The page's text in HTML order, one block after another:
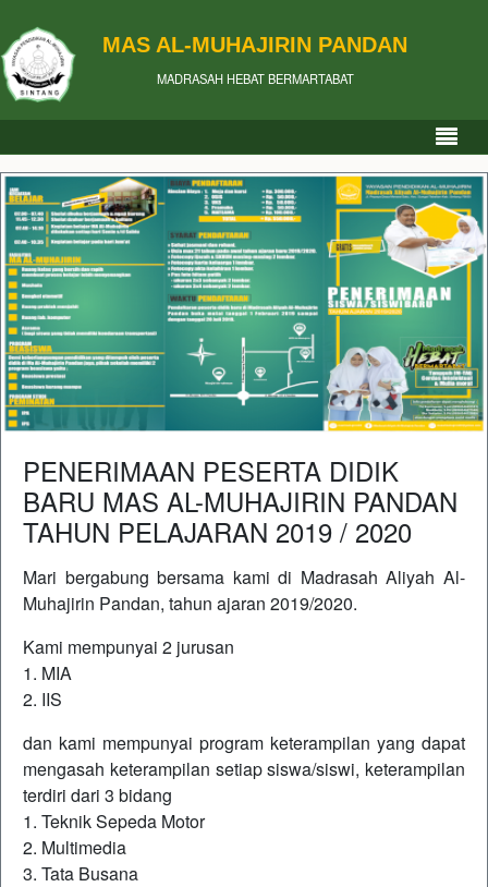
MAS AL-MUHAJIRIN PANDAN
MADRASAH HEBAT BERMARTABAT
PENERIMAAN PESERTA DIDIK
BARU MAS AL-MUHAJIRIN PANDAN
TAHUN PELAJARAN 2019 / 2020
Mari bergabung bersama kami di Madrasah Aliyah Al-
Muhajirin Pandan, tahun ajaran 2019/2020.
Kami mempunyai 2 jurusan
1. MIA
2. IIS
dan kami mempunyai program keterampilan yang dapat
mengasah keterampilan setiap siswa/siswi, keterampilan
terdiri dari 3 bidang
1. Teknik Sepeda Motor
2. Multimedia
3. Tata Busana